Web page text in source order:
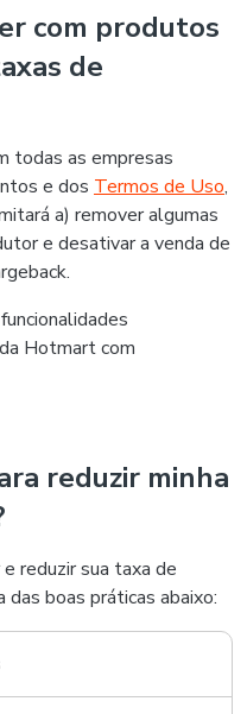
com produtos
de
todas as empresas
e dos Termos de Uso,
a) remover algumas
e desativar a venda de
Hotmart com
reduzir minha
reduzir sua taxa de
das boas práticas abaixo: